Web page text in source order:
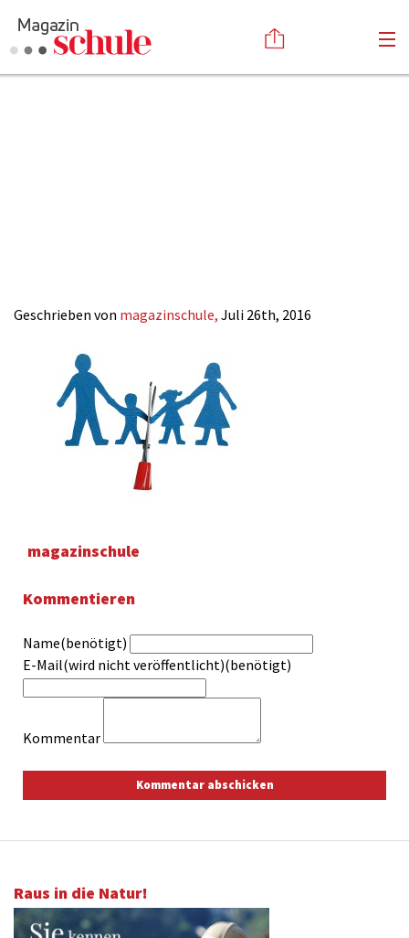
Geschrieben von magazinschule, Juli 26th, 2016
magazinschule
Kommentieren
Name(benötigt)
E-Mail(wird nicht veröffentlicht)(benötigt)
Kommentar
Raus in die Natur!